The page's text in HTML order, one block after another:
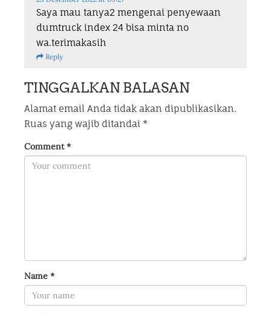
Saya mau tanya2 mengenai penyewaan
dumtruck index 24 bisa minta no
wa.terimakasih
Reply
TINGGALKAN BALASAN
Alamat email Anda tidak akan dipublikasikan.
Ruas yang wajib ditandai *
Comment*
Name *